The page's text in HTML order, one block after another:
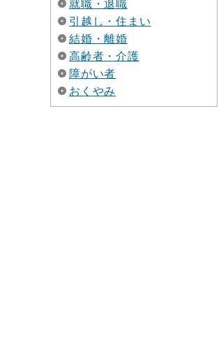
引越し・住まい
結婚・離婚
高齢者・介護
障がい者
おくやみ